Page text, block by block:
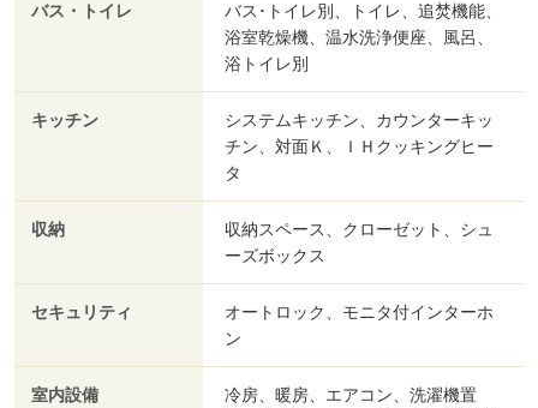
バス・トイレ
バス･トイレ別、トイレ、追焚機能、
浴室乾燥機、温水洗浄便座、風呂、
浴トイレ別
キッチン
システムキッチン、カウンターキッ
チン、対面Ｋ、ＩＨクッキングヒー
タ
収納
収納スペース、クローゼット、シュ
ーズボックス
セキュリティ
オートロック、モニタ付インターホ
ン
室内設備
冷房、暖房、エアコン、洗濯機置